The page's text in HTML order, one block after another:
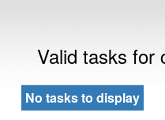
Valid tasks for
No tasks to display